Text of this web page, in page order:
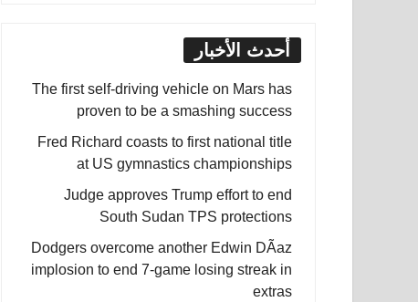
أحدث الأخبار
The first self-driving vehicle on Mars has
proven to be a smashing success
Fred Richard coasts to first national title
at US gymnastics championships
Judge approves Trump effort to end
South Sudan TPS protections
Dodgers overcome another Edwin DÃ­az
implosion to end 7-game losing streak in
extras